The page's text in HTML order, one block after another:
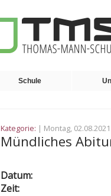
Schule
Kategorie: | Montag, 02.08.2021
Mündliches
Datum:
Zeit: